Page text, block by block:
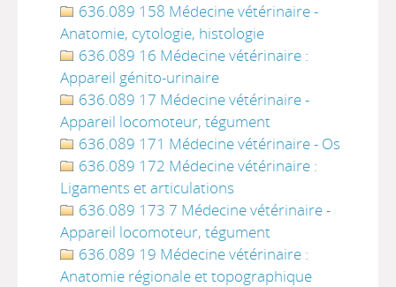
636.089 158 Médecine vétérinaire -
Anatomie, cytologie, histologie
636.089 16 Médecine vétérinaire :
Appareil génito-urinaire
636.089 17 Médecine vétérinaire -
Appareil locomoteur, tégument
636.089 171 Médecine vétérinaire - Os
636.089 172 Médecine vétérinaire :
Ligaments et articulations
636.089 173 7 Médecine vétérinaire -
Appareil locomoteur, tégument
636.089 19 Médecine vétérinaire :
Anatomie régionale et topographique